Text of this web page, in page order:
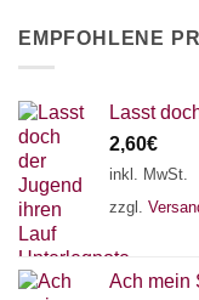
EMPFOHLENE
Lasst
2,60€
inkl. MwSt.
zzgl.
Ach mein